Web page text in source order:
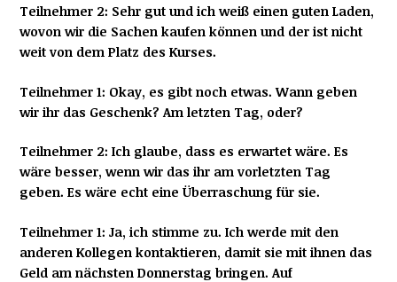
Teilnehmer 2: Sehr gut und ich weiß einen guten Laden,
wovon wir die Sachen kaufen können und der ist nicht
weit von dem Platz des Kurses.
Teilnehmer 1: Okay, es gibt noch etwas. Wann geben
wir ihr das Geschenk? Am letzten Tag, oder?
Teilnehmer 2: Ich glaube, dass es erwartet wäre. Es
wäre besser, wenn wir das ihr am vorletzten Tag
geben. Es wäre echt eine Überraschung für sie.
Teilnehmer 1: Ja, ich stimme zu. Ich werde mit den
anderen Kollegen kontaktieren, damit sie mit ihnen das
Geld am nächsten Donnerstag bringen. Auf